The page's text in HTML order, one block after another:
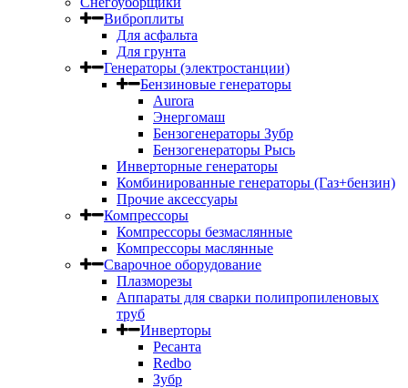
Виброплиты
Для асфальта
Для грунта
Генераторы (электростанции)
Бензиновые генераторы
Aurora
Энергомаш
Бензогенераторы Зубр
Бензогенераторы Рысь
Инверторные генераторы
Комбинированные генераторы (Газ+бензин)
Прочие аксессуары
Компрессоры
Компрессоры безмаслянные
Компрессоры маслянные
Сварочное оборудование
Плазморезы
Аппараты для сварки полипропиленовых
труб
Инверторы
Ресанта
Redbo
Зубр